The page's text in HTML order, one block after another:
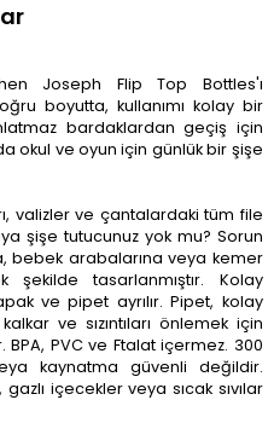
Joseph Flip Top Bottles'ı
boyutta, kullanımı kolay bir
bardaklardan geçiş için
okul ve oyun için günlük bir şişe
valizler ve çantalardaki tüm file
şişe tutucunuz yok mu? Sorun
bebek arabalarına veya kemer
şekilde tasarlanmıştır. Kolay
ve pipet ayrılır. Pipet, kolay
ve sızıntıları önlemek için
PVC ve Ftalat içermez. 300
kaynatma güvenli değildir.
içecekler veya sıcak sıvılar